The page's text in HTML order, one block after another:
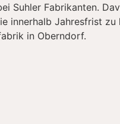
Suhler Fabrikanten.
innerhalb Jahresfrist zu
in Oberndorf.